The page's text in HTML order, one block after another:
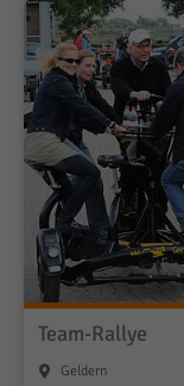
Team-Rallye
Geldern